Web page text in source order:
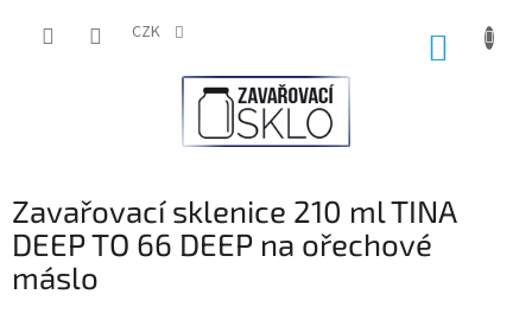
CZK
Zavařovací sklenice 210 ml TINA
DEEP TO 66 DEEP na ořechové
máslo